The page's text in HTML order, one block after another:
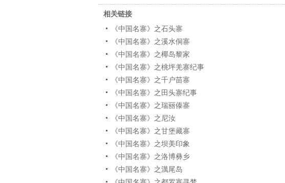
相关链接
《中国名寨》之石头寨
《中国名寨》之溪水侗寨
《中国名寨》之椰岛黎家
《中国名寨》之桃坪羌寨纪事
《中国名寨》之千户苗寨
《中国名寨》之田头寨纪事
《中国名寨》之瑞丽傣寨
《中国名寨》之尼汝
《中国名寨》之甘堡藏寨
《中国名寨》之坝美印象
《中国名寨》之洛博彝乡
《中国名寨》之澫尾岛